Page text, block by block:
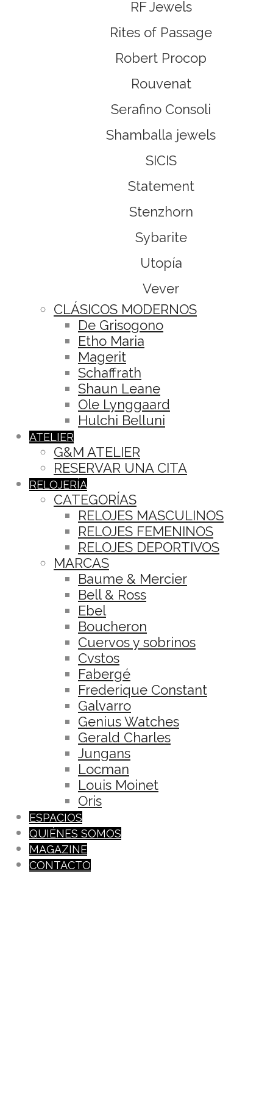
RF Jewels
Rites of Passage
Robert Procop
Rouvenat
Serafino Consoli
Shamballa jewels
SICIS
Statement
Stenzhorn
Sybarite
Utopía
Vever
CLÁSICOS MODERNOS
De Grisogono
Etho Maria
Magerit
Schaffrath
Shaun Leane
Ole Lynggaard
Hulchi Belluni
ATELIER
G&M ATELIER
RESERVAR UNA CITA
RELOJERÍA
CATEGORÍAS
RELOJES MASCULINOS
RELOJES FEMENINOS
RELOJES DEPORTIVOS
MARCAS
Baume & Mercier
Bell & Ross
Ebel
Boucheron
Cuervos y sobrinos
Cvstos
Fabergé
Frederique Constant
Galvarro
Genius Watches
Gerald Charles
Jungans
Locman
Louis Moinet
Oris
ESPACIOS
QUIÉNES SOMOS
MAGAZINE
CONTACTO